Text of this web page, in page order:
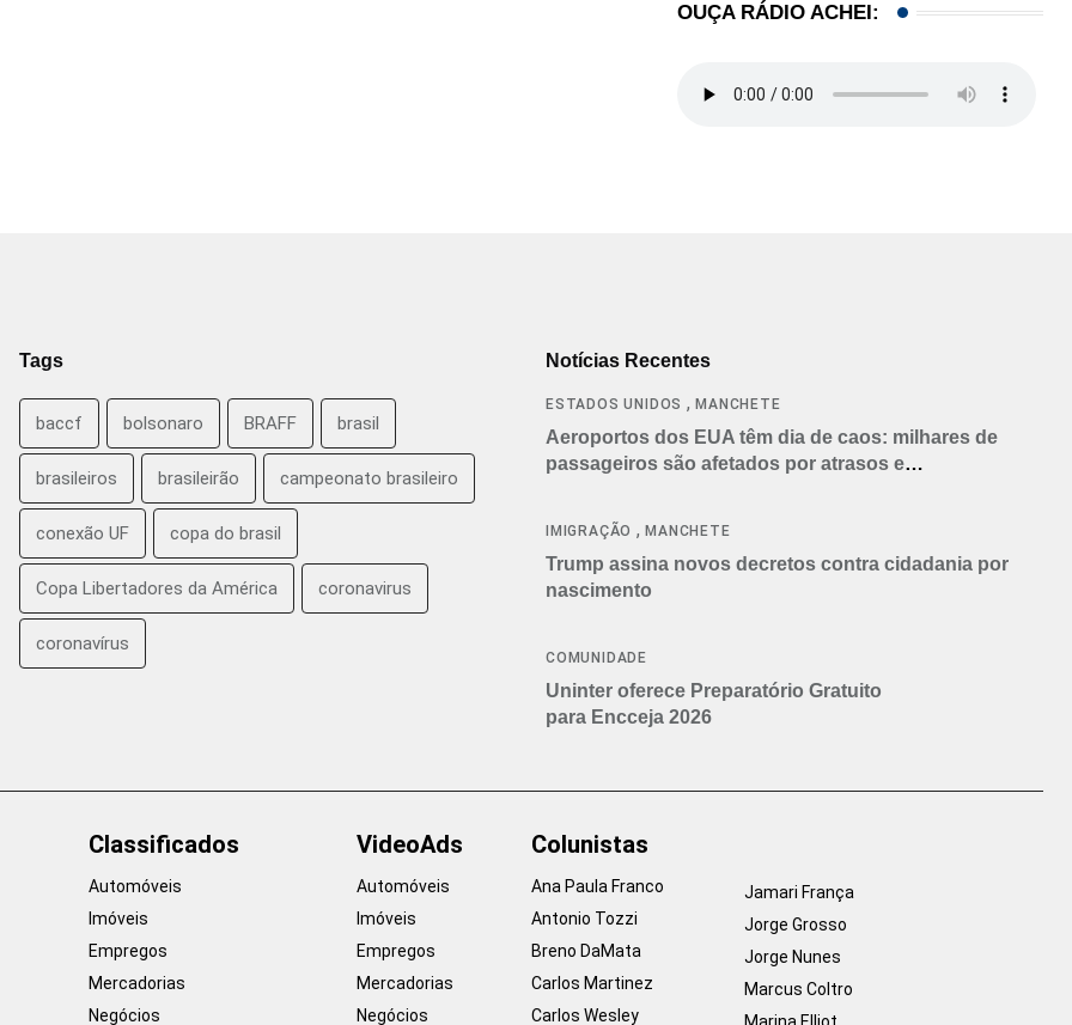
OUÇA RÁDIO ACHEI:
Tags
baccf bolsonaro BRAFF brasil
brasileiros brasileirão campeonato brasileiro
conexão UF copa do brasil
Copa Libertadores da América coronavirus
coronavírus
Notícias Recentes
ESTADOS UNIDOS ,MANCHETE
Aeroportos dos EUA têm dia de caos: milhares de
passageiros são afetados por atrasos e
IMIGRAÇÃO ,MANCHETE
Trump assina novos decretos contra cidadania por
nascimento
COMUNIDADE
Uninter oferece Preparatório Gratuito
para Encceja 2026
Classificados
Automóveis
Imóveis
Empregos
Mercadorias
Negócios
VideoAds
Automóveis
Imóveis
Empregos
Mercadorias
Negócios
Colunistas
Ana Paula Franco
Antonio Tozzi
Breno DaMata
Carlos Martinez
Carlos Wesley
Jamari França
Jorge Grosso
Jorge Nunes
Marcus Coltro